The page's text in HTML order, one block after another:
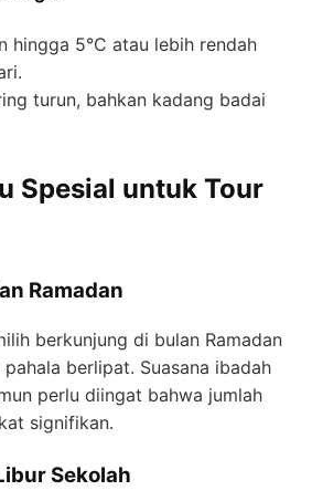
hingga 5°C atau lebih rendah
turun, bahkan kadang badai
Spesial untuk Tour
Ramadan
berkunjung di bulan Ramadan
berlipat. Suasana ibadah
perlu diingat bahwa jumlah
signifikan.
Sekolah